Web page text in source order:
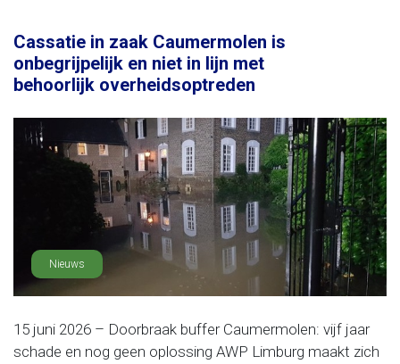
Cassatie in zaak Caumermolen is
onbegrijpelijk en niet in lijn met
behoorlijk overheidsoptreden
Nieuws
15 juni 2026 – Doorbraak buffer Caumermolen: vijf jaar
schade en nog geen oplossing AWP Limburg maakt zich